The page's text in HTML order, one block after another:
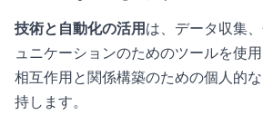
技術と自動化の活用 は、データ収集
ュニケーションのためのツールを使
相互作用と関係構築のための個人的
持します。